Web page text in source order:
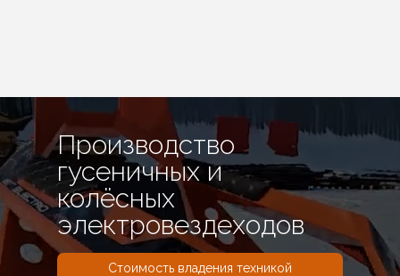
Стоимость владения техникой
Производство
гусеничных и
колёсных
электровездеходов